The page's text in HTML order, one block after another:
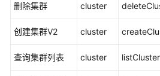
移
务
删除集群 cluster
创建集群V2 cluster
查询集群列表 cluster